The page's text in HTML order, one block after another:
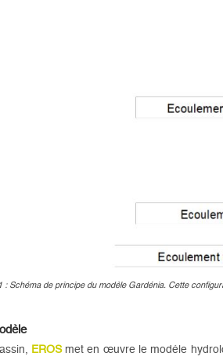
: Schéma de principe du modèle Gardénia. Cette
EROS met en œuvre le modèle